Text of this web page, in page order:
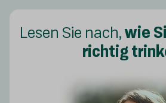
Lesen Sie nach,wie
richtig